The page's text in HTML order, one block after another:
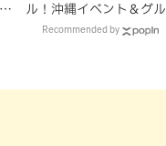
ル！沖縄イベント＆グ
Recommended by